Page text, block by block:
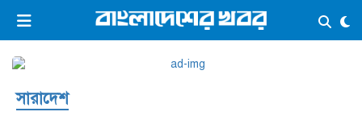
ভিডিও ই-পেপার লগইন ×
সারাদেশ